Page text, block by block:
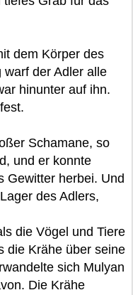
dem Körper des
der Adler alle
hinunter auf ihn.
Schamane, so
und er konnte
Gewitter herbei. Und
des Adlers,
die Vögel und Tiere
die Krähe über seine
sich Mulyan
Die Krähe